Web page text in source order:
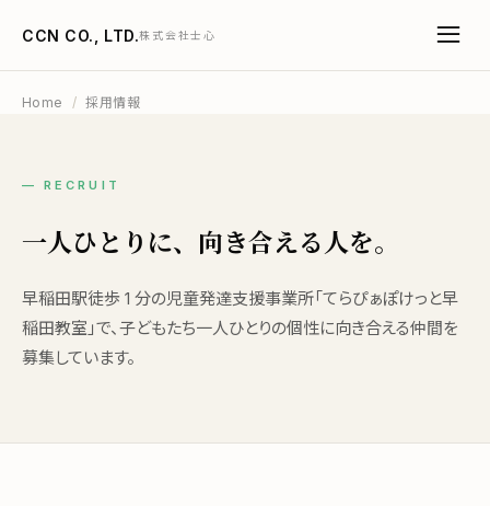
CCN CO., LTD.株式会社士心
Home / 採用情報
— RECRUIT
一人ひとりに、 向き合える人を。
早稲田駅徒歩 1 分の児童発達支援事業所「てらぴぁぽけっと早
稲田教室」で、子どもたち一人ひとりの個性に向き合える仲間を
募集しています。